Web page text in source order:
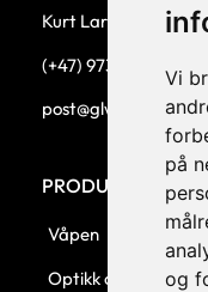
Vi
på
og
Kurt Larsen, daglig
(+47) 973 33 332
post@glw.no
Våpen
Optikk og montasjer